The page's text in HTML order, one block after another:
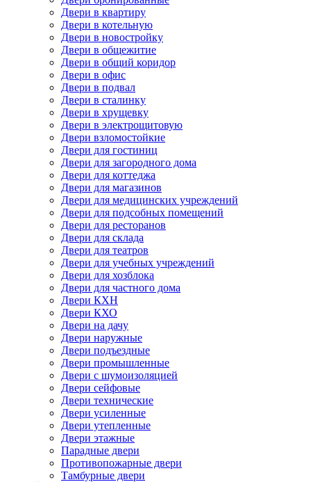
Двери в квартиру
Двери в котельную
Двери в новостройку
Двери в общежитие
Двери в общий коридор
Двери в офис
Двери в подвал
Двери в сталинку
Двери в хрущевку
Двери в электрощитовую
Двери взломостойкие
Двери для гостиниц
Двери для загородного дома
Двери для коттеджа
Двери для магазинов
Двери для медицинских учреждений
Двери для подсобных помещений
Двери для ресторанов
Двери для склада
Двери для театров
Двери для учебных учреждений
Двери для хозблока
Двери для частного дома
Двери КХН
Двери КХО
Двери на дачу
Двери наружные
Двери подъездные
Двери промышленные
Двери с шумоизоляцией
Двери сейфовые
Двери технические
Двери усиленные
Двери утепленные
Двери этажные
Парадные двери
Противопожарные двери
Тамбурные двери